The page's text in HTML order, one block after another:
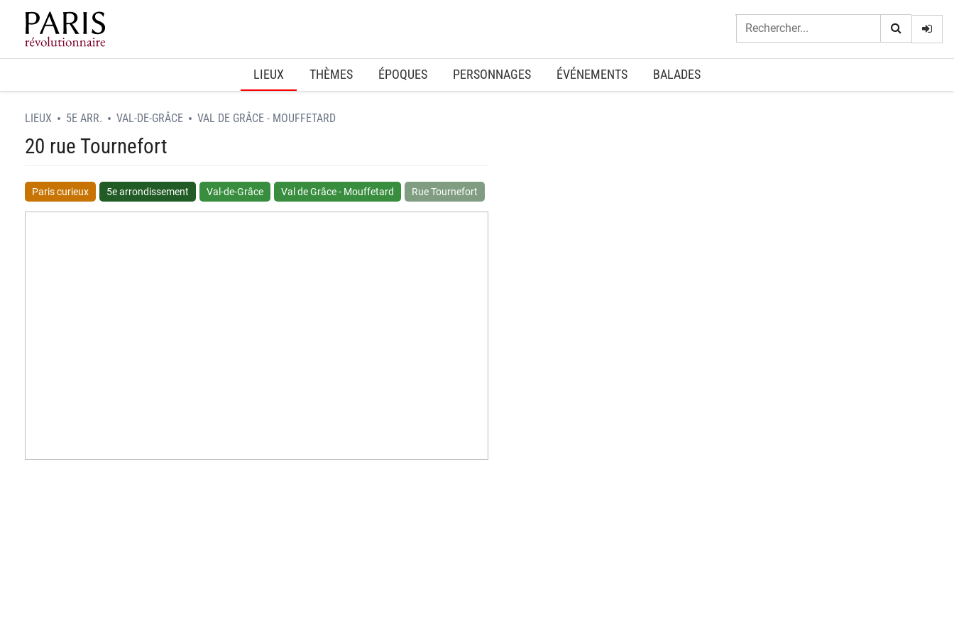
Home
LIEUX THÈMES ÉPOQUES PERSONNAGES ÉVÉNEMENTS BALADES
LIEUX 5E ARR. VAL-DE-GRÂCE VAL DE GRÂCE - MOUFFETARD
20 rue Tournefort
Paris curieux 5e arrondissement Val-de-Grâce Val de Grâce - Mouffetard Rue Tournefort